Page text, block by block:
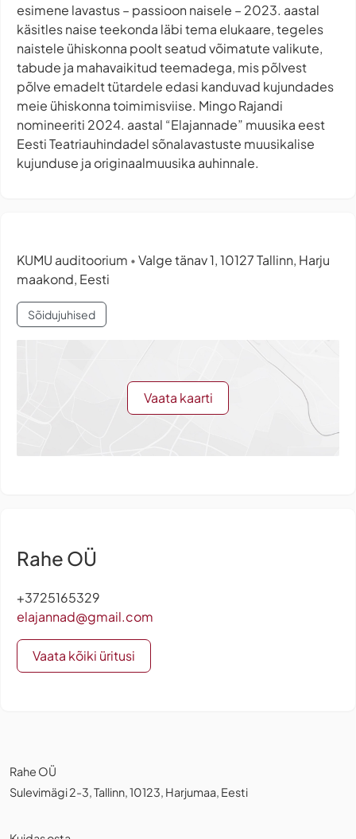
esimene lavastus – passioon naisele – 2023. aastal
käsitles naise teekonda läbi tema elukaare, tegeles
naistele ühiskonna poolt seatud võimatute valikute,
tabude ja mahavaikitud teemadega, mis põlvest
põlve emadelt tütardele edasi kanduvad kujundades
meie ühiskonna toimimisviise. Mingo Rajandi
nomineeriti 2024. aastal “Elajannade” muusika eest
Eesti Teatriauhindadel sõnalavastuste muusikalise
kujunduse ja originaalmuusika auhinnale.
KUMU auditoorium • Valge tänav 1, 10127 Tallinn, Harju
maakond, Eesti
Sõidujuhised
Vaata kaarti
Rahe OÜ
+3725165329
elajannad@gmail.com
Vaata kõiki üritusi
Rahe OÜ
Sulevimägi 2-3, Tallinn, 10123, Harjumaa, Eesti